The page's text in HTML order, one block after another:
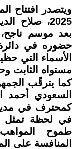
ويتصدر افتتاح
2025، صلاح
بعد موسم
حضوره في
الأسماء التي
مستواه الثابت
كما يترقّب
السعودي أحمد
كمحترف في
في لحظة تمثل
طموح
المنافسة على